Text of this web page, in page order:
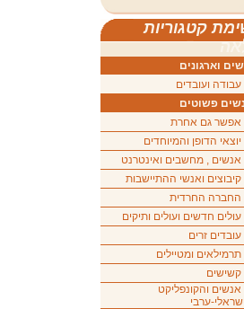
קטגוריות
וארגונים
עבודה ועובדים
פשוטים
אפשר גם אחרת
יוצאי הדופן והמיוחדים
אנשים , מחשבים ואינטרנט
קיבוצים ואנשי ההתיישבות
החברה החרדית
עולים חדשים ועולים ותיקים
עובדים זרים
תרמילאים ומטיילים
קשישים
אנשים והקונפליקט
ערבי